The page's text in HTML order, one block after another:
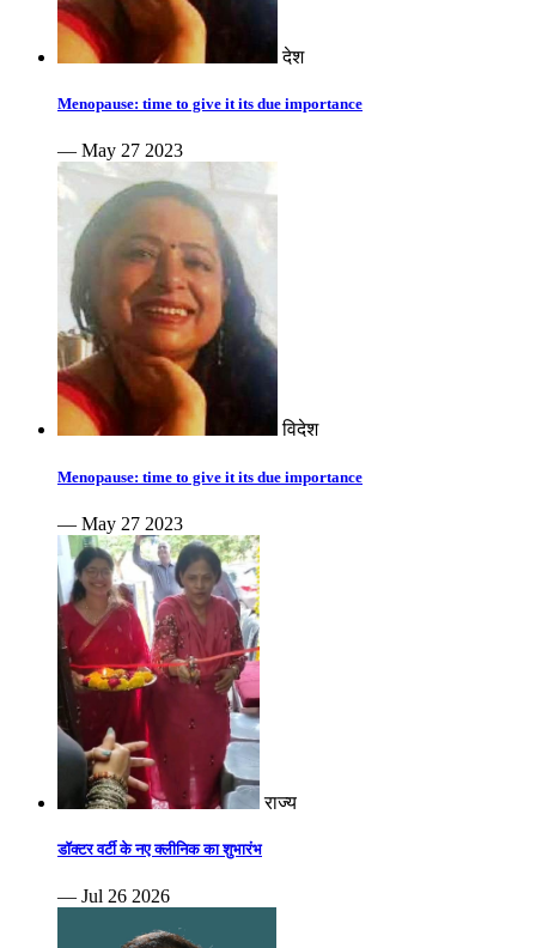
देश
Menopause: time to give it its due importance
— May 27 2023
विदेश
Menopause: time to give it its due importance
— May 27 2023
राज्य
डॉक्टर वर्टी के नए क्लीनिक का शुभारंभ
— Jul 26 2026